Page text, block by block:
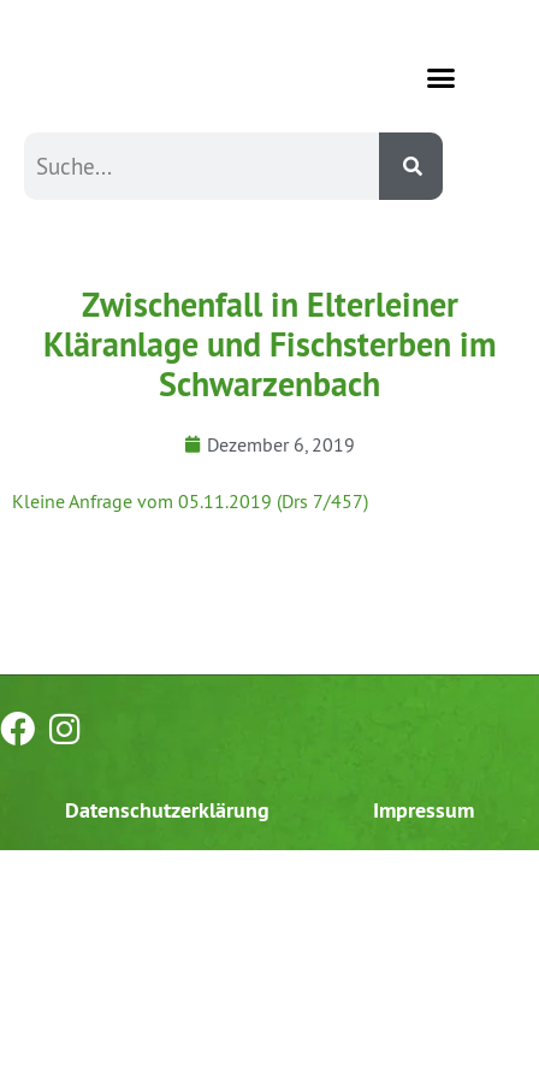
Zwischenfall in Elterleiner
Kläranlage und Fischsterben im
Schwarzenbach
Dezember 6, 2019
Kleine Anfrage vom 05.11.2019 (Drs 7/457)
Datenschutzerklärung Impressum